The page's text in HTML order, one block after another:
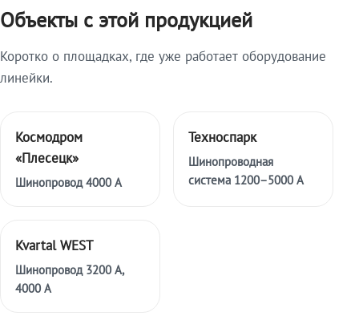
Объекты с этой продукцией
Коротко о площадках, где уже работает оборудование
линейки.
Космодром
«Плесецк»
Шинопровод 4000 А
Техноспарк
Шинопроводная
система 1200–5000 А
Kvartal WEST
Шинопровод 3200 А,
4000 А